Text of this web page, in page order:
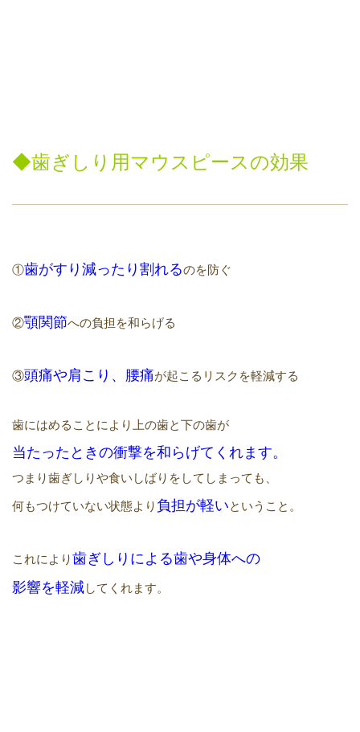
◆歯ぎしり用マウスピースの効果
①歯がすり減ったり割れるのを防ぐ
②顎関節への負担を和らげる
③頭痛や肩こり、腰痛が起こるリスクを軽減する
歯にはめることにより上の歯と下の歯が
当たったときの衝撃を和らげてくれます。
つまり歯ぎしりや食いしばりをしてしまっても、
何もつけていない状態より負担が軽いということ。
これにより歯ぎしりによる歯や身体への
影響を軽減してくれます。